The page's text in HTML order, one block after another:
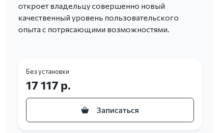
откроет владельцу совершенно новый
качественный уровень пользовательского
опыта с потрясающими возможностями.
Без установки
17 117 р.
Записаться